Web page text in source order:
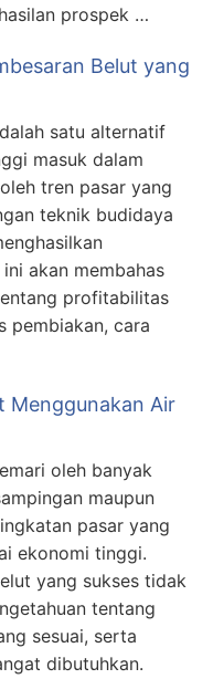
prospek …
Belut yang
satu alternatif
masuk dalam
tren pasar yang
teknik budidaya
akan membahas
profitabilitas
pembiakan, cara
Menggunakan Air
oleh banyak
maupun
pasar yang
ekonomi tinggi.
yang sukses tidak
tentang
sesuai, serta
dibutuhkan.